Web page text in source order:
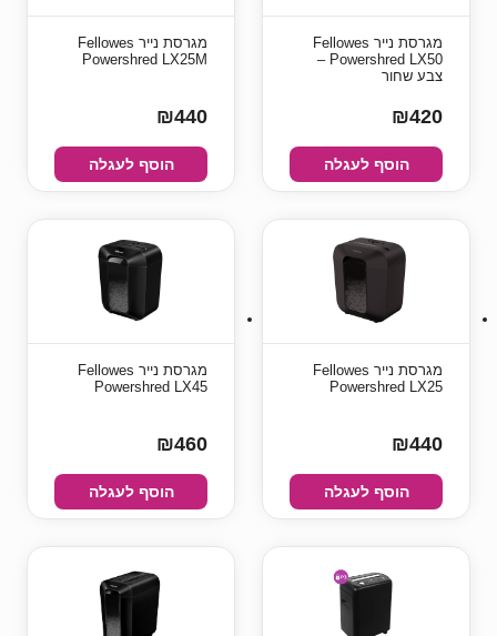
מגרסת נייר Fellowes
Powershred LX50 –
צבע שחור
₪420
הוסף לעגלה
מגרסת נייר Fellowes
Powershred LX25M
₪440
הוסף לעגלה
מגרסת נייר Fellowes
Powershred LX25
₪440
הוסף לעגלה
מגרסת נייר Fellowes
Powershred LX45
₪460
הוסף לעגלה